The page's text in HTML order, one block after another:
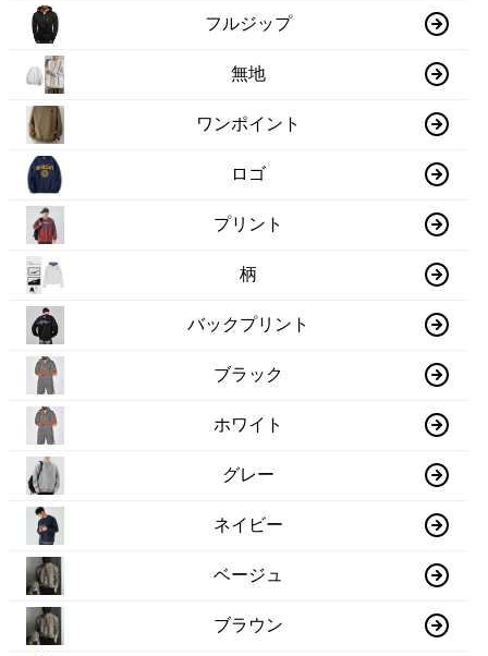
フルジップ
無地
ワンポイント
ロゴ
プリント
柄
バックプリント
ブラック
ホワイト
グレー
ネイビー
ベージュ
ブラウン